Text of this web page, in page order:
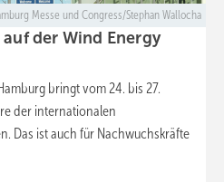
Messe und Congress/Stephan Wallocha
der Wind Energy
bringt vom 24. bis 27.
der internationalen
Das ist auch für Nachwuchskräfte